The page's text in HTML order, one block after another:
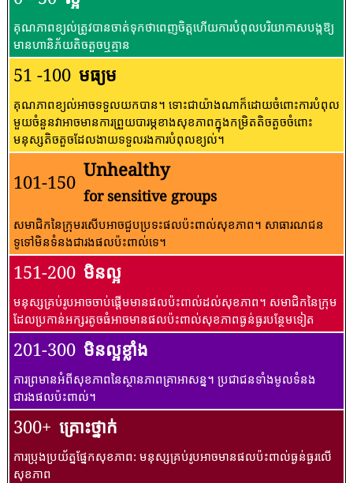
គុណភាពខ្យល់ត្រូវបានចាត់ទុកថាពេញចិត្តហើយការបំពុលបរិយាកាសបង្កឱ្យ
មានហានិភ័យតិចតួចឬគ្មាន
51 -100 មធ្យម
គុណភាពខ្យល់អាចទទួលយកបាន។ ទោះជាយ៉ាងណាក៏ដោយចំពោះការបំពុល
មួយចំនួនវាអាចមានការព្រួយបារម្ភខាងសុខភាពក្នុងកម្រិតតិចតួចចំពោះ
មនុស្សតិចតួចដែលងាយទទួលរងការបំពុលខ្យល់។
101-150
Unhealthy
for sensitive groups
សមាជិកនៃក្រុមរសើបអាចជួបប្រទះផលប៉ះពាល់សុខភាព។ សាធារណជន​
ទូទៅ​មិន​ទំនង​ជា​រង​ផល​ប៉ះពាល់​ទេ។
151-200 មិនល្អ
មនុស្សគ្រប់រូបអាចចាប់ផ្តើមមានផលប៉ះពាល់ដល់សុខភាព។ សមាជិកនៃក្រុម
ដែលប្រកាន់អក្សរតូចធំអាចមានផលប៉ះពាល់សុខភាពធ្ងន់ធ្ងរបន្ថែមទៀត
201-300 មិនល្អខ្លាំង
ការព្រមានអំពីសុខភាពនៃស្ថានភាពគ្រាអាសន្ន។ ប្រជាជនទាំងមូលទំនង
ជារងផលប៉ះពាល់។
300+ គ្រោះថ្នាក់
ការប្រុងប្រយ័ត្នផ្នែកសុខភាព: មនុស្សគ្រប់រូបអាចមានផលប៉ះពាល់ធ្ងន់ធ្ងរលើ
សុខភាព